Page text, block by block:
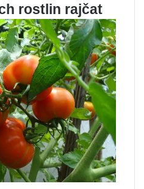
rostlin rajčat